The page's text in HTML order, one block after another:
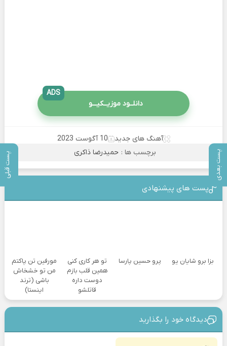
پست بعدی پست قبلی
دانلــود موزیــکیـــو
ADS
آهنگ های جدید
10 آگوست 2023
برچسب ها : حمیدرضا ذاکری
پست های پیشنهادی
بزا برو شایان یو پرو حسین پارسا
تو هر کاری کنی
همین قلب بازم
دوست داره
قاتلشو
مورفین تن پاکتم
من تو خشخاش
باشی (ترند
اینستا)
دیدگاه خود را بگذارید